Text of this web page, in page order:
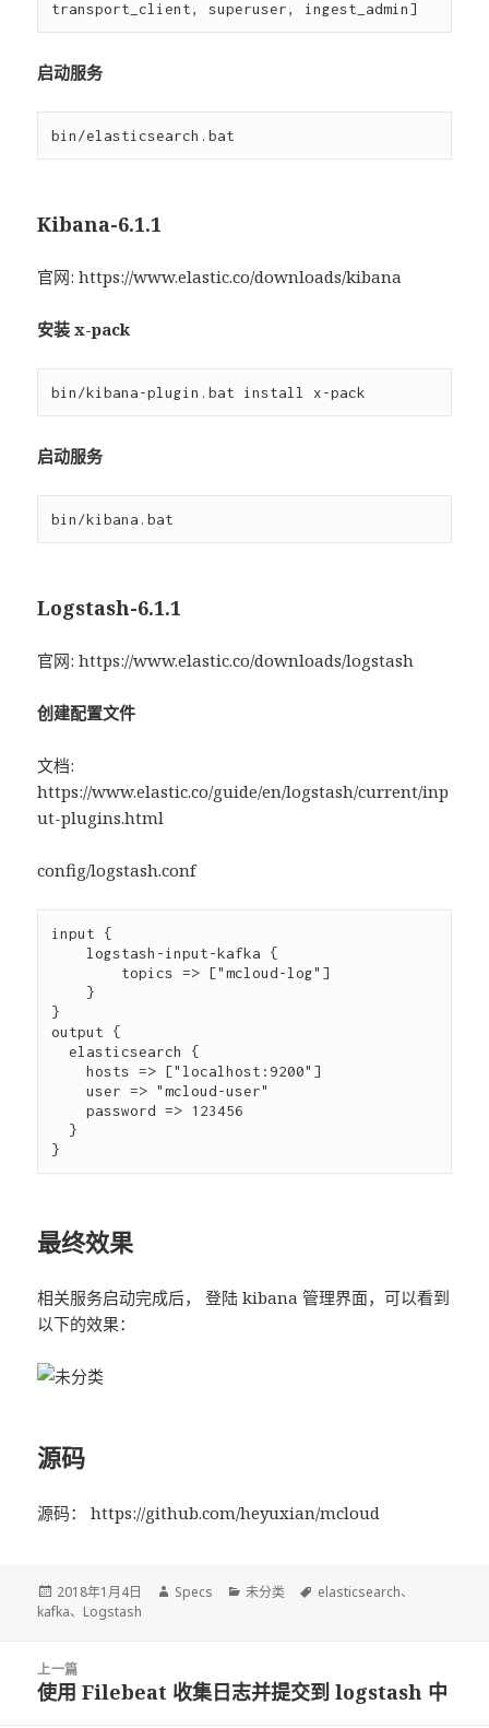
启动服务
Kibana-6.1.1
官网: https://www.elastic.co/downloads/kibana
安装 x-pack
启动服务
Logstash-6.1.1
官网: https://www.elastic.co/downloads/logstash
创建配置文件
文档:
https://www.elastic.co/guide/en/logstash/current/inp
ut-plugins.html
config/logstash.conf
input {
    logstash-input-kafka {
}
output {
  elasticsearch {
    hosts => ["localhost:9200"]
    user => "mcloud-user"
    password => 123456
最终效果
相关服务启动完成后， 登陆 kibana 管理界面，可以看到
以下的效果：
源码
源码： https://github.com/heyuxian/mcloud
发
布
2018年1月4日
作
Specs
分
未分类
标
elasticsearch、
kafka、 Logstash
上一篇
上
使用 Filebeat 收集日志并提交到 logstash 中